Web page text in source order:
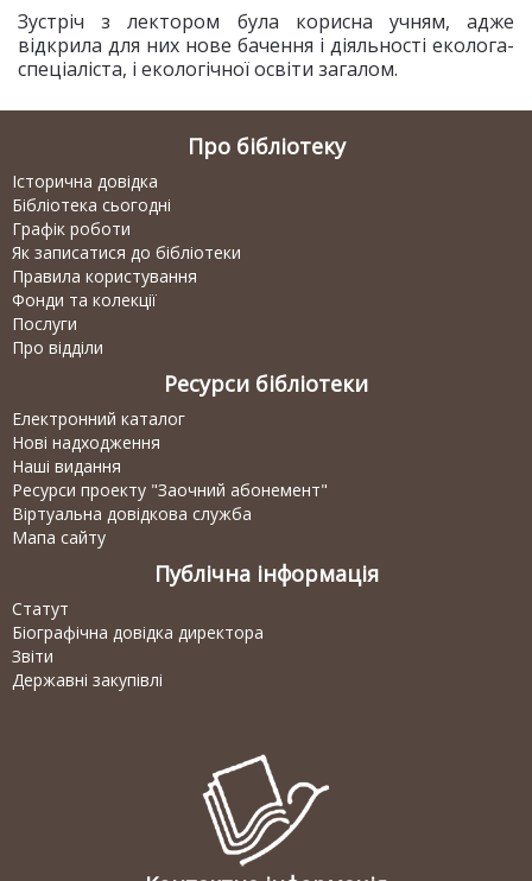
Зустріч з лектором була корисна учням, адже
відкрила для них нове бачення і діяльності еколога-
спеціаліста, і екологічної освіти загалом.
Про бібліотеку
Історична довідка
Бібліотека сьогодні
Графік роботи
Як записатися до бібліотеки
Правила користування
Фонди та колекції
Послуги
Про відділи
Ресурси бібліотеки
Електронний каталог
Нові надходження
Наші видання
Ресурси проекту "Заочний абонемент"
Віртуальна довідкова служба
Мапа сайту
Публічна інформація
Статут
Біографічна довідка директора
Звіти
Державні закупівлі